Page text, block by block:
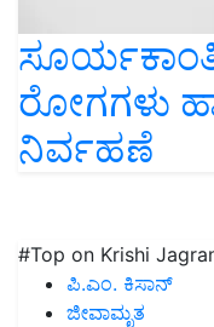
ರೋಗಗಳು
ನಿರ್ವಹಣೆ
#Top on Krishi
ಪಿ.ಎಂ. ಕಿಸಾನ್
ಜೀವಾಮೃತ